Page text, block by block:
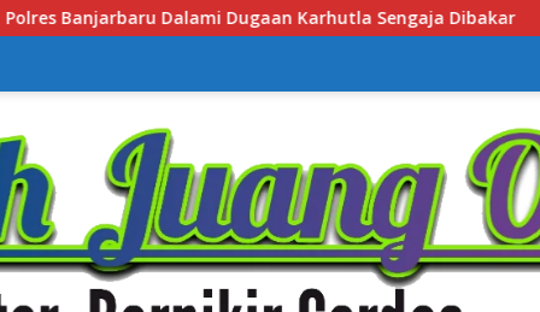
Sengaja Dibakar Cegah Penyalahgunaan